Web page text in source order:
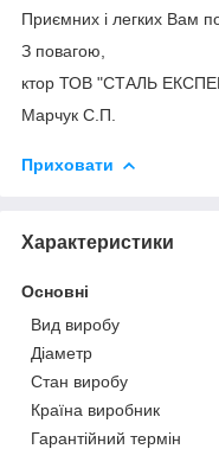
Приємних і легких Вам
З повагою,
ктор ТОВ "СТАЛЬ
Марчук С.П.
Приховати
Характеристики
Основні
Вид виробу
Діаметр
Стан виробу
Країна виробник
Гарантійний термін